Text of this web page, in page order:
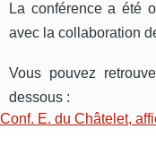
La conférence a été
avec la collaboration
Vous pouvez
dessous :
Conf. E. du Châtelet,